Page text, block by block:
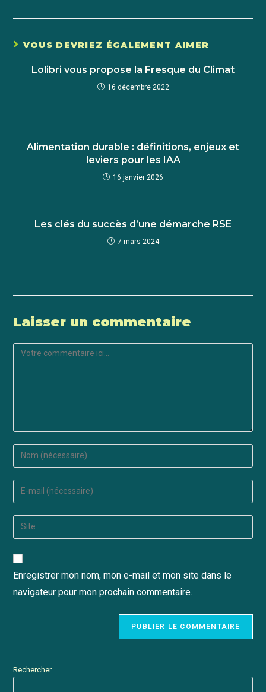
VOUS DEVRIEZ ÉGALEMENT AIMER
Lolibri vous propose la Fresque du Climat
16 décembre 2022
Alimentation durable : définitions, enjeux et
leviers pour les IAA
16 janvier 2026
Les clés du succès d’une démarche RSE
7 mars 2024
Laisser un commentaire
Enregistrer mon nom, mon e-mail et mon site dans le
navigateur pour mon prochain commentaire.
Rechercher